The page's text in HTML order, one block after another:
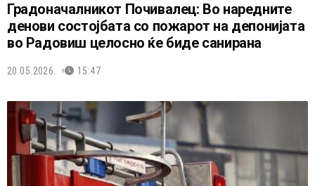
Градоначалникот Почивалец: Во наредните
денови состојбата со пожарот на депонијата
во Радовиш целосно ќе биде санирана
20.05.2026. 15:47